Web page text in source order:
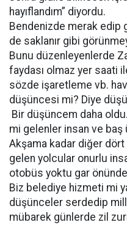
hayıflandım” diyordu.
Bendenizde merak edip
de saklanır gibi
Bunu düzenleyenlerde
faydası olmaz yer saati
sözde işaretleme vb.
düşüncesi mi? Diye
Bir düşüncem daha
mi gelenler insan ve baş
Akşama kadar diğer
gelen yolcular onurlu
otobüs yoktu gar
Biz belediye hizmeti mi
düşünceler serdedip
mübarek günlerde zil